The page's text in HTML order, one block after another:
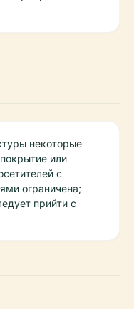
некоторые
или
с
ограничена;
прийти с